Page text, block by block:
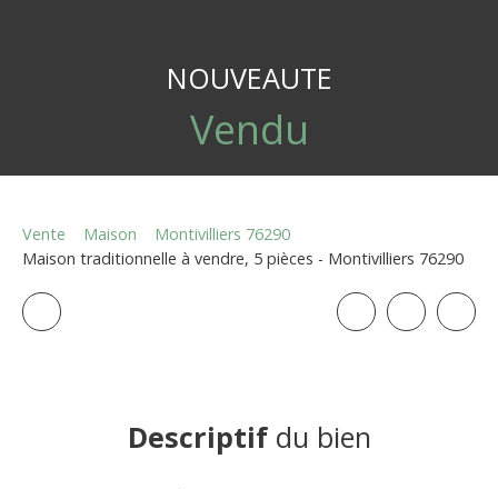
NOUVEAUTE
Vendu
Vente Maison
Montivilliers 76290
Maison traditionnelle à vendre, 5 pièces - Montivilliers 76290
Descriptifdu bien